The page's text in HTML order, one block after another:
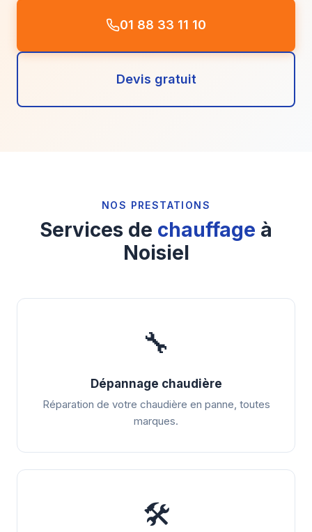
01 88 33 11 10
Devis gratuit
NOS PRESTATIONS
Services de chauffage à
Noisiel
🔧
Dépannage chaudière
Réparation de votre chaudière en panne, toutes
marques.
🛠️